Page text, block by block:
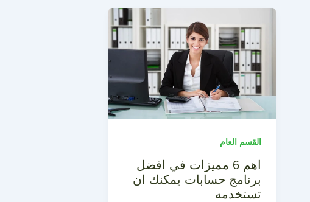
القسم العام
اهم 6 مميزات في افضل
برنامج حسابات يمكنك ان
تستخدمه